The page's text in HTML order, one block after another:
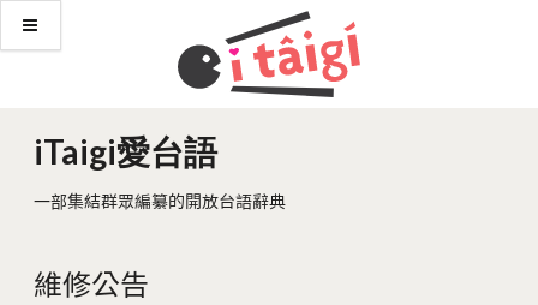
iTaigi愛台語
一部集結群眾編纂的開放台語辭典
維修公告